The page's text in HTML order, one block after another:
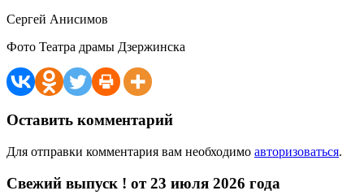
Сергей Анисимов
Фото Театра драмы Дзержинска
Оставить комментарий
Для отправки комментария вам необходимо авторизоваться.
Свежий выпуск ! от 23 июля 2026 года